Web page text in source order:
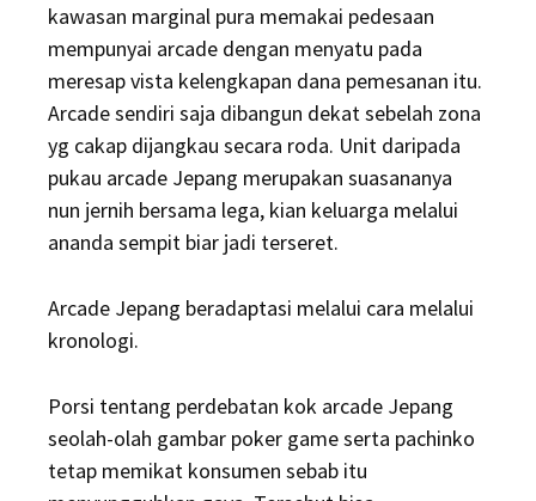
kawasan marginal pura memakai pedesaan
mempunyai arcade dengan menyatu pada
meresap vista kelengkapan dana pemesanan itu.
Arcade sendiri saja dibangun dekat sebelah zona
yg cakap dijangkau secara roda. Unit daripada
pukau arcade Jepang merupakan suasananya
nun jernih bersama lega, kian keluarga melalui
ananda sempit biar jadi terseret.
Arcade Jepang beradaptasi melalui cara melalui
kronologi.
Porsi tentang perdebatan kok arcade Jepang
seolah-olah gambar poker game serta pachinko
tetap memikat konsumen sebab itu